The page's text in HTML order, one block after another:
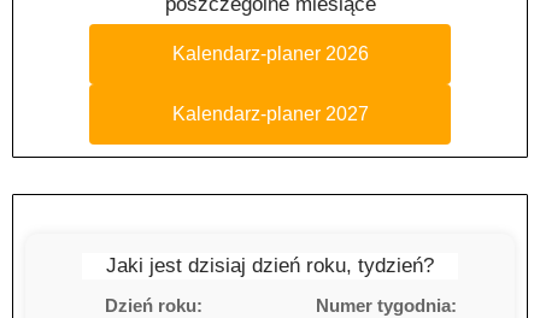
Kalendarz-planer 2026
Kalendarz-planer 2027
Jaki jest dzisiaj dzień roku, tydzień?
Dzień roku: Numer tygodnia: